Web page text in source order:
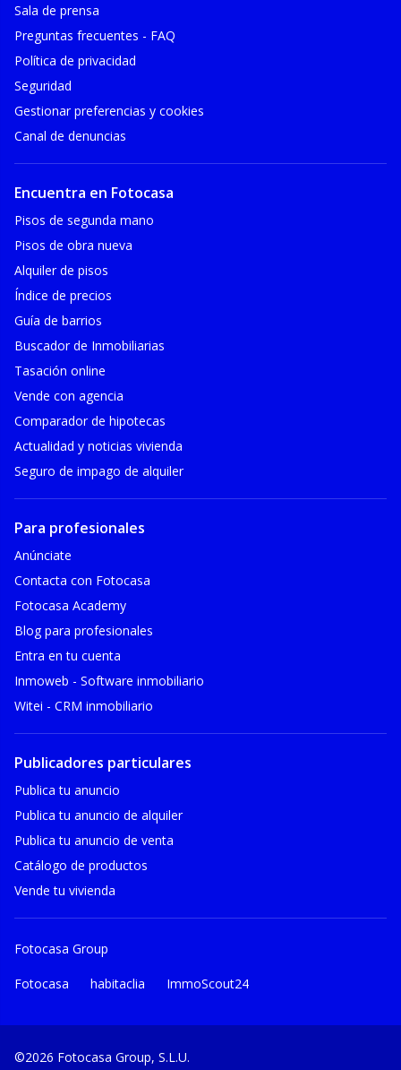
Sala de prensa
Preguntas frecuentes - FAQ
Política de privacidad
Seguridad
Gestionar preferencias y cookies
Canal de denuncias
Encuentra en Fotocasa
Pisos de segunda mano
Pisos de obra nueva
Alquiler de pisos
Índice de precios
Guía de barrios
Buscador de Inmobiliarias
Tasación online
Vende con agencia
Comparador de hipotecas
Actualidad y noticias vivienda
Seguro de impago de alquiler
Para profesionales
Anúnciate
Contacta con Fotocasa
Fotocasa Academy
Blog para profesionales
Entra en tu cuenta
Inmoweb - Software inmobiliario
Witei - CRM inmobiliario
Publicadores particulares
Publica tu anuncio
Publica tu anuncio de alquiler
Publica tu anuncio de venta
Catálogo de productos
Vende tu vivienda
Fotocasa Group
Fotocasa habitaclia ImmoScout24
©2026 Fotocasa Group, S.L.U.